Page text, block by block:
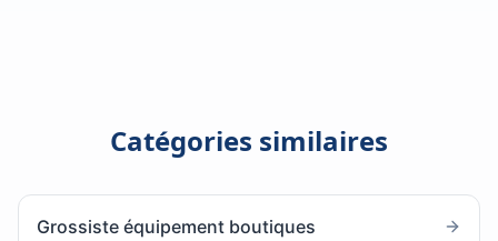
Catégories similaires
Grossiste équipement boutiques